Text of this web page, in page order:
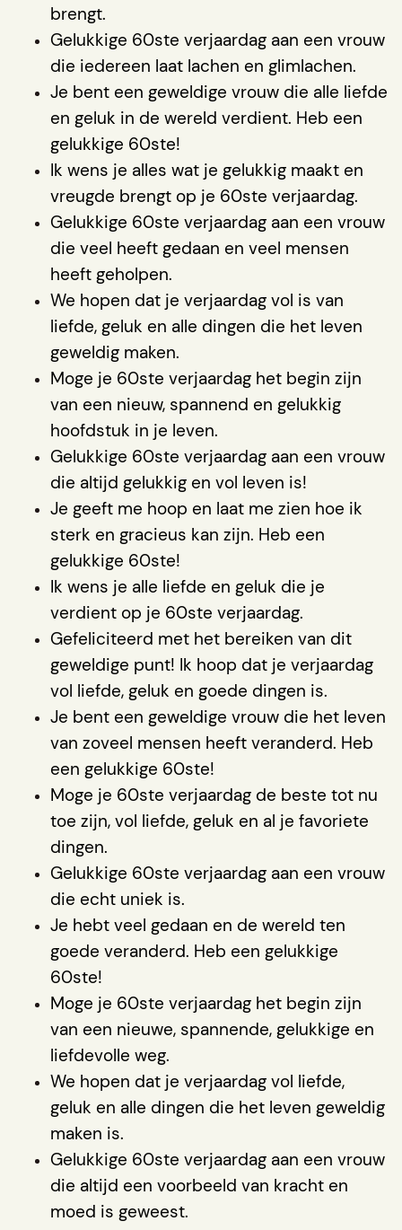
brengt.
Gelukkige 60ste verjaardag aan een vrouw
die iedereen laat lachen en glimlachen.
Je bent een geweldige vrouw die alle liefde
en geluk in de wereld verdient. Heb een
gelukkige 60ste!
Ik wens je alles wat je gelukkig maakt en
vreugde brengt op je 60ste verjaardag.
Gelukkige 60ste verjaardag aan een vrouw
die veel heeft gedaan en veel mensen
heeft geholpen.
We hopen dat je verjaardag vol is van
liefde, geluk en alle dingen die het leven
geweldig maken.
Moge je 60ste verjaardag het begin zijn
van een nieuw, spannend en gelukkig
hoofdstuk in je leven.
Gelukkige 60ste verjaardag aan een vrouw
die altijd gelukkig en vol leven is!
Je geeft me hoop en laat me zien hoe ik
sterk en gracieus kan zijn. Heb een
gelukkige 60ste!
Ik wens je alle liefde en geluk die je
verdient op je 60ste verjaardag.
Gefeliciteerd met het bereiken van dit
geweldige punt! Ik hoop dat je verjaardag
vol liefde, geluk en goede dingen is.
Je bent een geweldige vrouw die het leven
van zoveel mensen heeft veranderd. Heb
een gelukkige 60ste!
Moge je 60ste verjaardag de beste tot nu
toe zijn, vol liefde, geluk en al je favoriete
dingen.
Gelukkige 60ste verjaardag aan een vrouw
die echt uniek is.
Je hebt veel gedaan en de wereld ten
goede veranderd. Heb een gelukkige
60ste!
Moge je 60ste verjaardag het begin zijn
van een nieuwe, spannende, gelukkige en
liefdevolle weg.
We hopen dat je verjaardag vol liefde,
geluk en alle dingen die het leven geweldig
maken is.
Gelukkige 60ste verjaardag aan een vrouw
die altijd een voorbeeld van kracht en
moed is geweest.